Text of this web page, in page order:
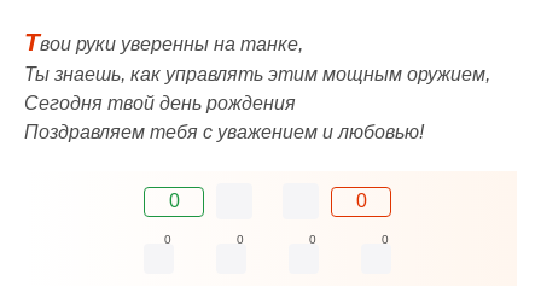
Твои руки уверенны на танке,
Ты знаешь, как управлять этим мощным оружием,
Сегодня твой день рождения
Поздравляем тебя с уважением и любовью!
0 0
0 0 0 0